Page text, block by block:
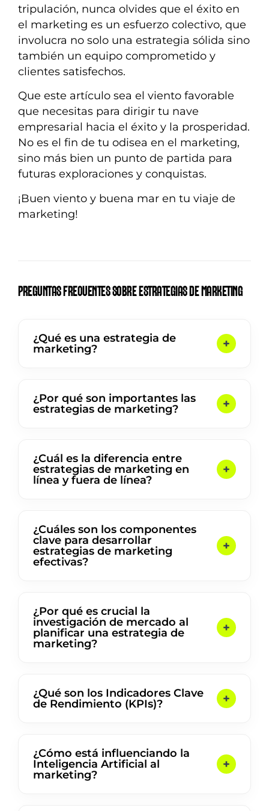
tripulación, nunca olvides que el éxito en
el marketing es un esfuerzo colectivo, que
involucra no solo una estrategia sólida sino
también un equipo comprometido y
clientes satisfechos.
Que este artículo sea el viento favorable
que necesitas para dirigir tu nave
empresarial hacia el éxito y la prosperidad.
No es el fin de tu odisea en el marketing,
sino más bien un punto de partida para
futuras exploraciones y conquistas.
¡Buen viento y buena mar en tu viaje de
marketing!
PREGUNTAS FRECUENTES SOBRE ESTRATEGIAS DE MARKETING
¿Qué es una estrategia de
marketing?
¿Por qué son importantes las
estrategias de marketing?
¿Cuál es la diferencia entre
estrategias de marketing en
línea y fuera de línea?
¿Cuáles son los componentes
clave para desarrollar
estrategias de marketing
efectivas?
¿Por qué es crucial la
investigación de mercado al
planificar una estrategia de
marketing?
¿Qué son los Indicadores Clave
de Rendimiento (KPIs)?
¿Cómo está influenciando la
Inteligencia Artificial al
marketing?